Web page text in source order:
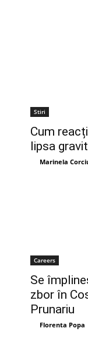
Stiri
Cum
lipsa
Marinela
Careers
Se
zbor în
Prunariu
Florenta Popa